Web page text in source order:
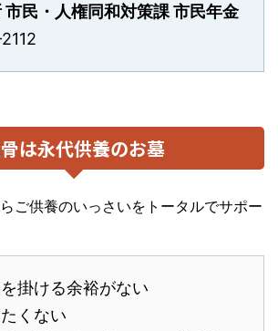
市民・人権同和対策課 市民年金
は永代供養のお墓
ご供養のいっさいをトータルでサポー
掛ける余裕がない
くない